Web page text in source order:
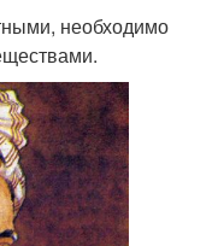
необходимо